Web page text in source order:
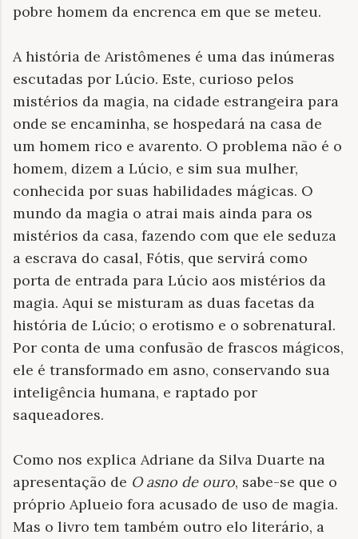
pobre homem da encrenca em que se meteu.
A história de Aristômenes é uma das inúmeras
escutadas por Lúcio. Este, curioso pelos
mistérios da magia, na cidade estrangeira para
onde se encaminha, se hospedará na casa de
um homem rico e avarento. O problema não é o
homem, dizem a Lúcio, e sim sua mulher,
conhecida por suas habilidades mágicas. O
mundo da magia o atrai mais ainda para os
mistérios da casa, fazendo com que ele seduza
a escrava do casal, Fótis, que servirá como
porta de entrada para Lúcio aos mistérios da
magia. Aqui se misturam as duas facetas da
história de Lúcio; o erotismo e o sobrenatural.
Por conta de uma confusão de frascos mágicos,
ele é transformado em asno, conservando sua
inteligência humana, e raptado por
saqueadores.
Como nos explica Adriane da Silva Duarte na
apresentação de O asno de ouro, sabe-se que o
próprio Aplueio fora acusado de uso de magia.
Mas o livro tem também outro elo literário, a